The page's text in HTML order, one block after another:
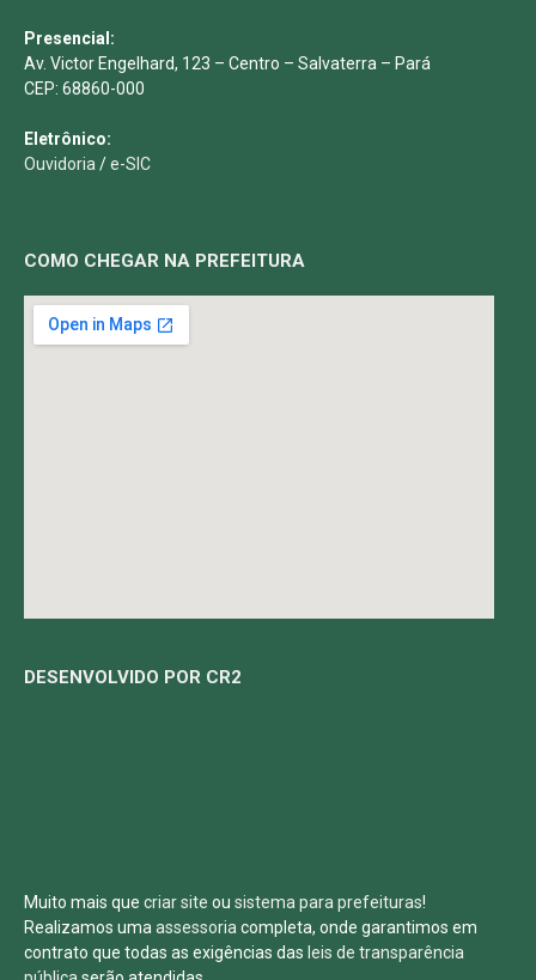
Presencial:
Av. Victor Engelhard, 123 – Centro – Salvaterra – Pará
CEP: 68860-000
Eletrônico:
Ouvidoria/e-SIC
COMO CHEGAR NA PREFEITURA
DESENVOLVIDO POR CR2
Muito mais que criar site ou sistema para prefeituras!
Realizamos umaassessoriacompleta, onde garantimos em
contrato que todas as exigências das leis de transparência